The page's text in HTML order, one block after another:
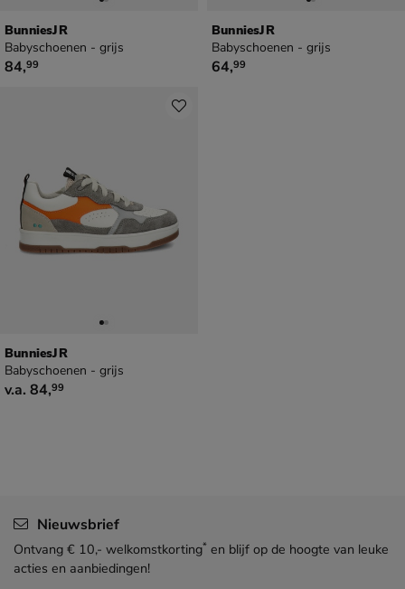
BunniesJR
Babyschoenen - grijs
€ 84,99
84,99
BunniesJR
Babyschoenen - grijs
€ 64,99
64,99
BunniesJR
Babyschoenen - grijs
vanaf € 84,99
v.a. 84,99
Nieuwsbrief
Ontvang € 10,- welkomstkorting* en blijf op de hoogte van leuke
acties en aanbiedingen!